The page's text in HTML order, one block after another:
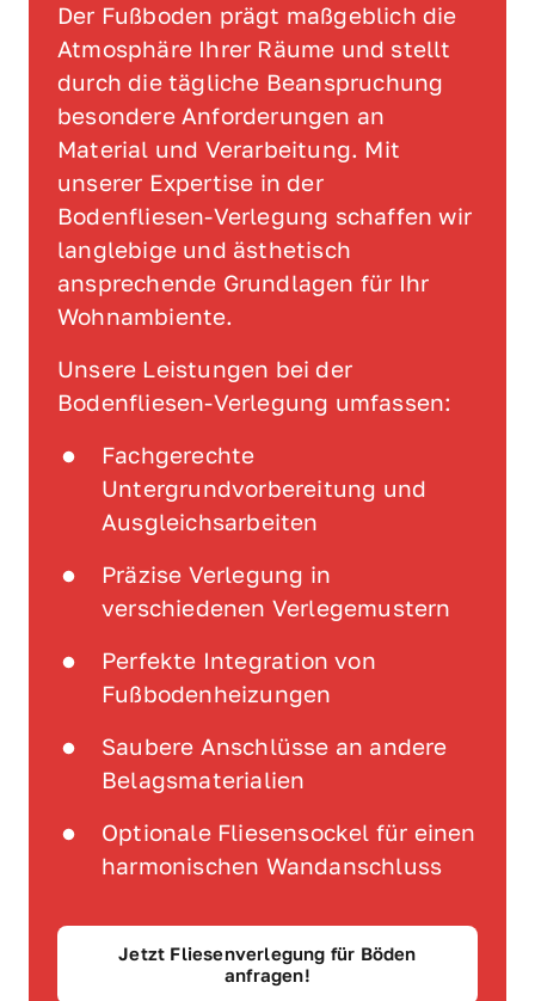
Der Fußboden prägt maßgeblich die
Atmosphäre Ihrer Räume und stellt
durch die tägliche Beanspruchung
besondere Anforderungen an
Material und Verarbeitung. Mit
unserer Expertise in der
Bodenfliesen-Verlegung schaffen wir
langlebige und ästhetisch
ansprechende Grundlagen für Ihr
Wohnambiente.
Unsere Leistungen bei der
Bodenfliesen-Verlegung umfassen:
Fachgerechte
Untergrundvorbereitung und
Ausgleichsarbeiten
Präzise Verlegung in
verschiedenen Verlegemustern
Perfekte Integration von
Fußbodenheizungen
Saubere Anschlüsse an andere
Belagsmaterialien
Optionale Fliesensockel für einen
harmonischen Wandanschluss
Jetzt Fliesenverlegung für Böden
anfragen!